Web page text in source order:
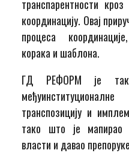
транспарентности
координацију. Овај
процеса
корака и шаблона.
ГД РЕФОРМ је
транспозицију и
тако што је мапирао
власти и давао